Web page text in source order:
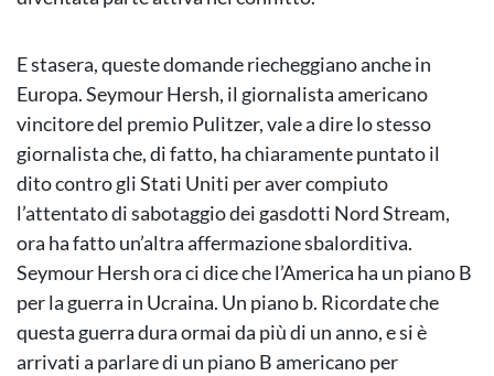
E stasera, queste domande riecheggiano anche in
Europa. Seymour Hersh, il giornalista americano
vincitore del premio Pulitzer, vale a dire lo stesso
giornalista che, di fatto, ha chiaramente puntato il
dito contro gli Stati Uniti per aver compiuto
l’attentato di sabotaggio dei gasdotti Nord Stream,
ora ha fatto un’altra affermazione sbalorditiva.
Seymour Hersh ora ci dice che l’America ha un piano B
per la guerra in Ucraina. Un piano b. Ricordate che
questa guerra dura ormai da più di un anno, e si è
arrivati a parlare di un piano B americano per